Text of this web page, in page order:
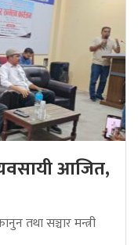
आजित,
तथा सञ्चार मन्त्री